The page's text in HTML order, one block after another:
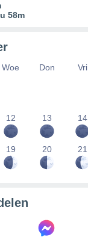
58m
Woe Don Vri
12 13 14
19 20 21